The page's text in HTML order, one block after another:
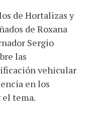
de Hortalizas y
de Roxana
Sergio
las
vehicular
en los
tema.